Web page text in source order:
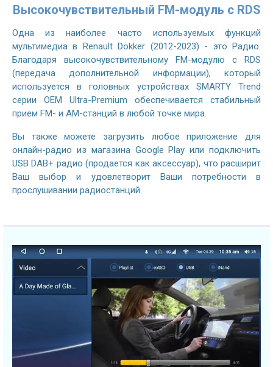
Высокочувствительный FM-модуль с RDS
Одна из наиболее часто используемых функций
мультимедиа в Renault Dokker (2012-2023) - это Радио.
Благодаря высокочувствительному FM-модулю с RDS
(передача дополнительной информации), который
используется в головных устройствах SMARTY Trend
серии OEM Ultra-Premium обеспечивается стабильный
прием FM- и AM-станций в любой точке мира.
Вы также можете загрузить любое приложение для
онлайн-радио из магазина Google Play или подключить
USB DAB+ радио (продается как аксессуар), что расширит
Ваш выбор и удовлетворит Ваши потребности в
прослушивании радиостанций.